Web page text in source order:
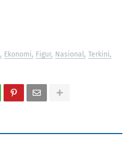
Ekonomi Figur Nasional Terkini